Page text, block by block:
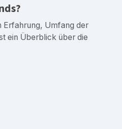
Erfahrung, Umfang der
ein Überblick über die